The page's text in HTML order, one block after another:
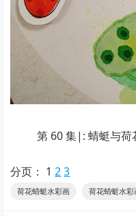
第 60 集|: 蜻蜓与荷
分页： 1 2 3
荷花蜻蜓水彩画 荷花蜻蜓水彩